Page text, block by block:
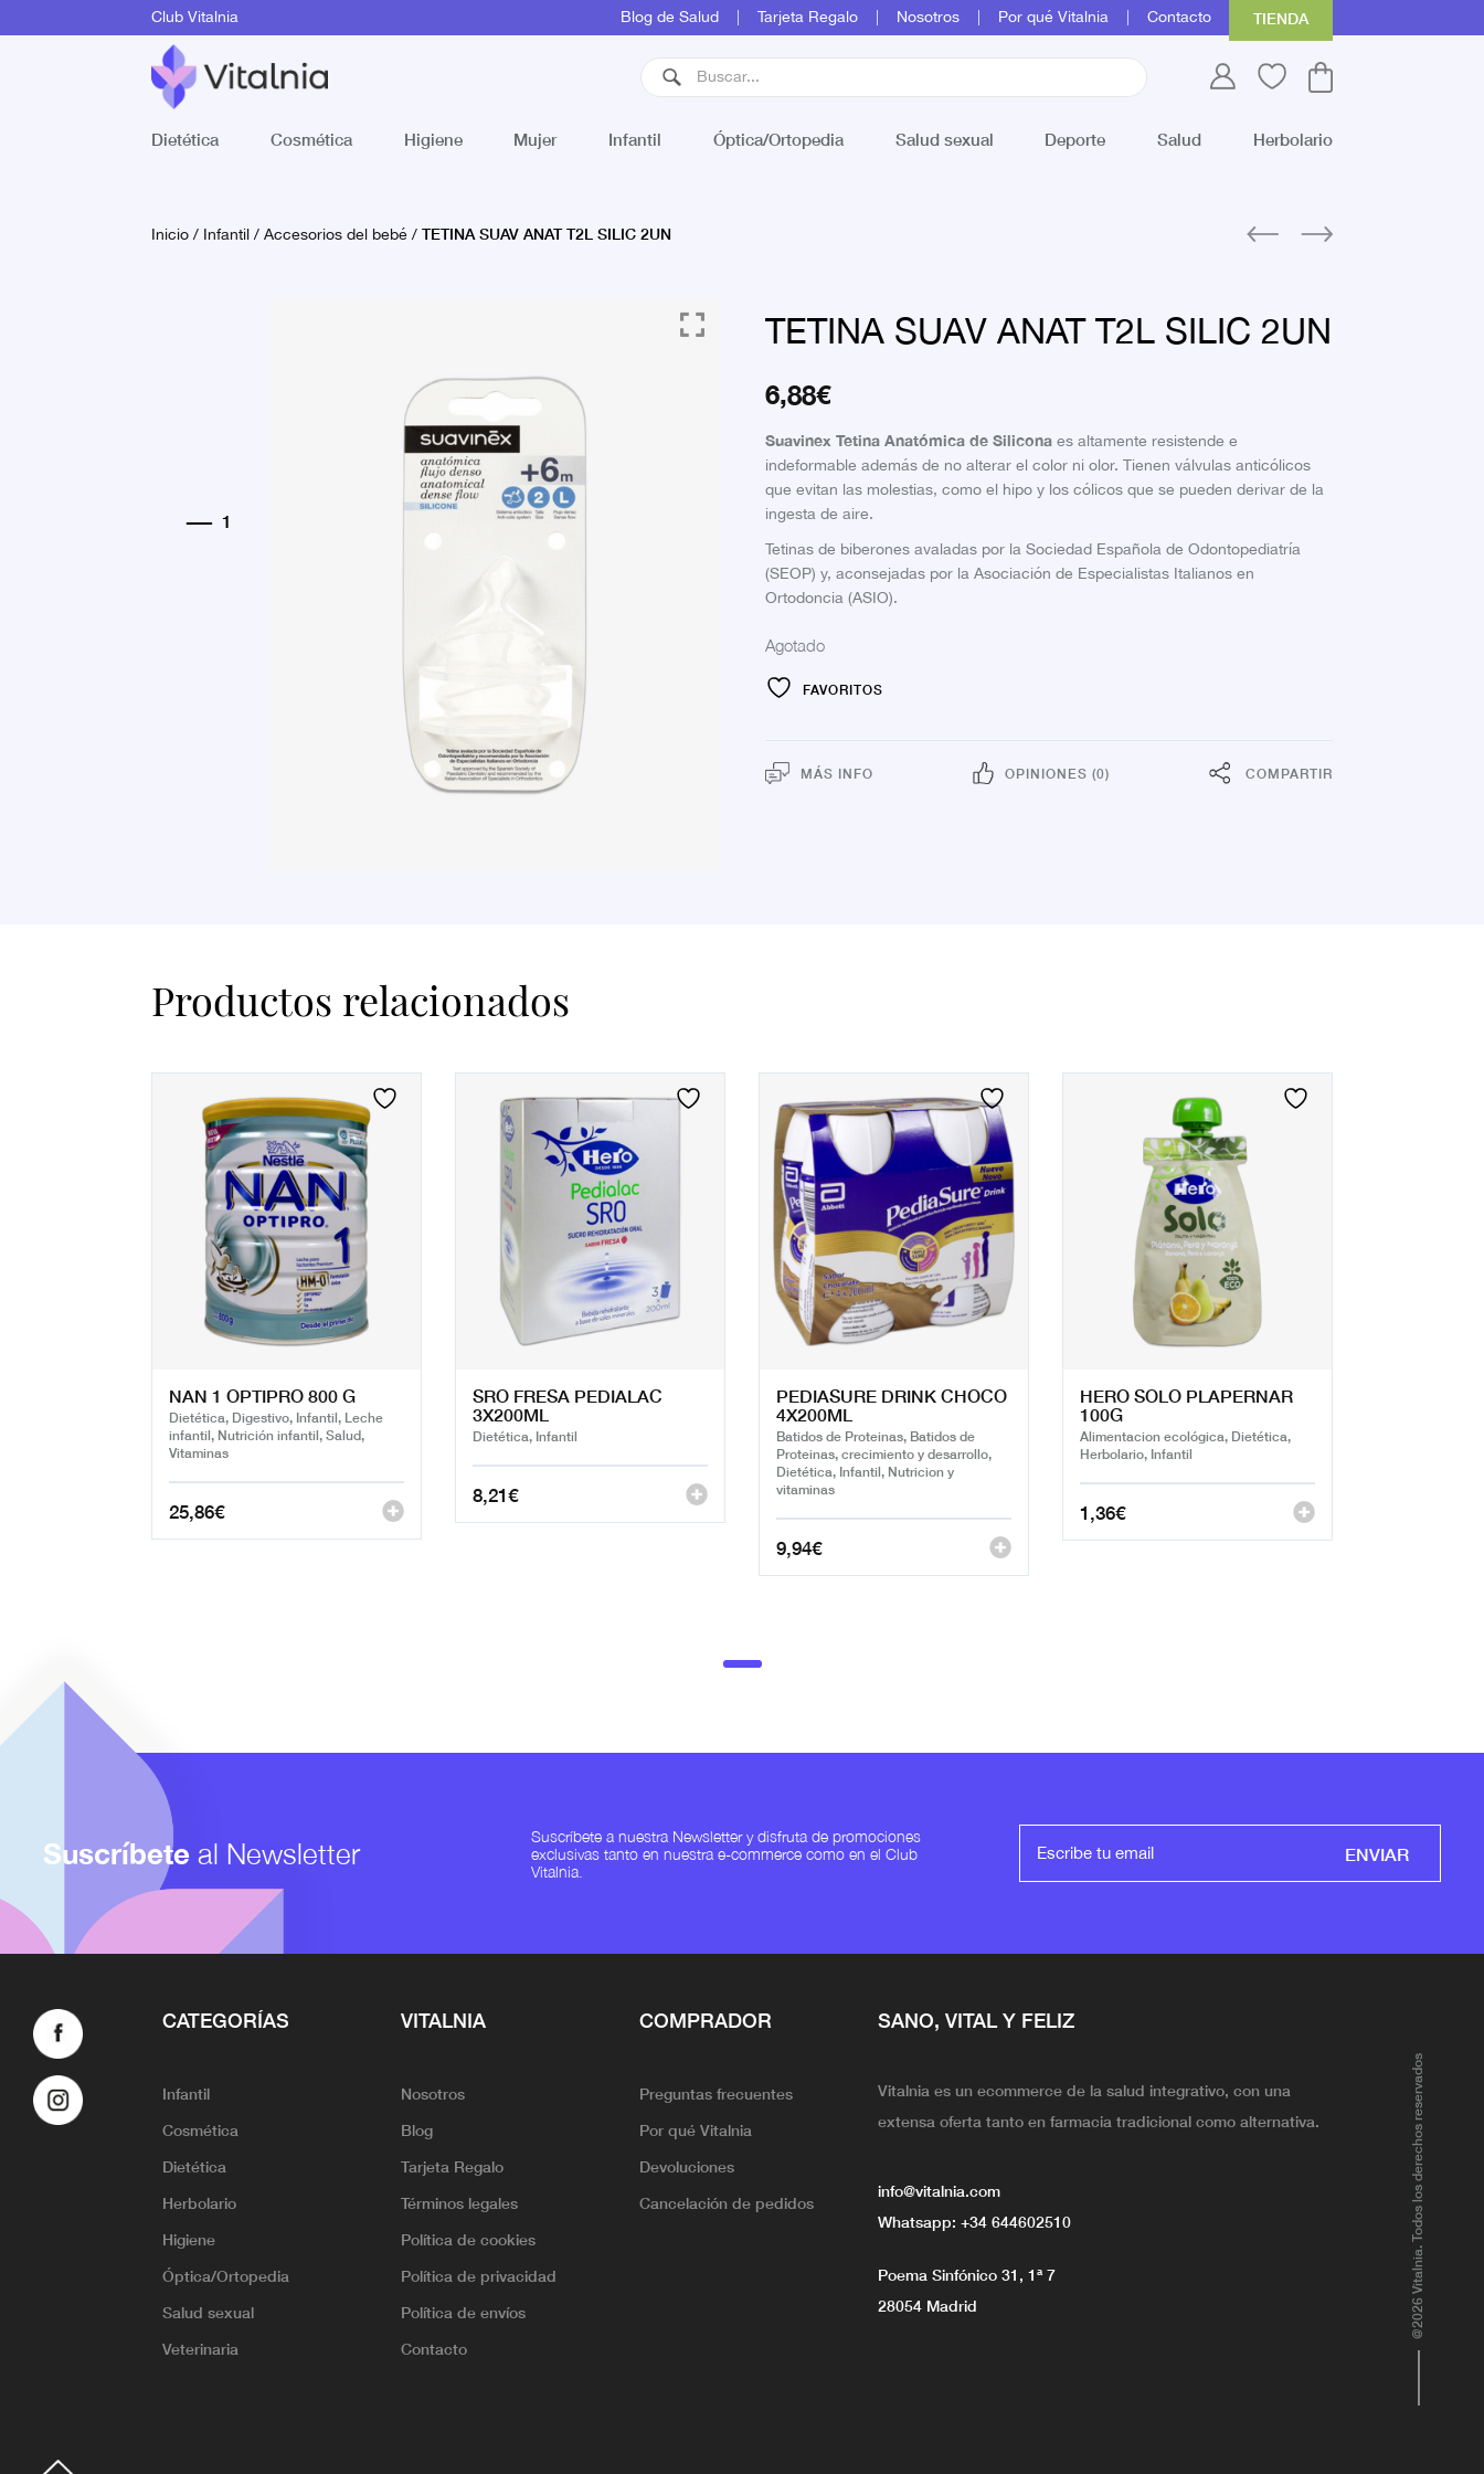
Club Vitalnia Blog de Salud Tarjeta Regalo Nosotros Por qué Vitalnia Contacto TIENDA
Dietética Cosmética Higiene Mujer Infantil Óptica/Ortopedia Salud sexual Deporte Salud Herbolario
Inicio/ Infantil/Accesorios del bebé/ TETINA SUAV ANAT T2L SILIC 2UN
TETINA SUAV ANAT T2L SILIC 2UN
6,88€
Suavinex Tetina Anatómica de Siliconaes altamente resistende e
indeformable además de no alterar el color ni olor. Tienen válvulas anticólicos
que evitan las molestias, como el hipo y los cólicos que se pueden derivar de la
ingesta de aire.
Tetinas de biberones avaladas por la Sociedad Española de Odontopediatría
(SEOP) y, aconsejadas por la Asociación de Especialistas Italianos en
Ortodoncia (ASIO).
Agotado
FAVORITOS
MÁS INFO OPINIONES (0) COMPARTIR
Productos relacionados
NAN 1 OPTIPRO 800 G
Dietética, Digestivo, Infantil, Leche
infantil, Nutrición infantil, Salud,
Vitaminas
25,86€
SRO FRESA PEDIALAC
3X200ML
Dietética, Infantil
8,21€
PEDIASURE DRINK CHOCO
4X200ML
Batidos de Proteinas, Batidos de
Proteinas, crecimiento y desarrollo,
Dietética, Infantil, Nutricion y
vitaminas
9,94€
HERO SOLO PLAPERNAR
100G
Alimentacion ecológica, Dietética,
Herbolario, Infantil
1,36€
Suscríbete al Newsletter
Suscríbete a nuestra Newsletter y disfruta de promociones
exclusivas tanto en nuestra e-commerce como en el Club
Vitalnia.
ENVIAR
CATEGORÍAS
Infantil
Cosmética
Dietética
Herbolario
Higiene
Óptica/Ortopedia
Salud sexual
Veterinaria
VITALNIA
Nosotros
Blog
Tarjeta Regalo
Términos legales
Política de cookies
Política de privacidad
Política de envíos
Contacto
COMPRADOR
Preguntas frecuentes
Por qué Vitalnia
Devoluciones
Cancelación de pedidos
SANO, VITAL Y FELIZ
Vitalnia es un ecommerce de la salud integrativo, con una
extensa oferta tanto en farmacia tradicional como alternativa.
info@vitalnia.com
Whatsapp: +34 644602510
Poema Sinfónico 31, 1ª 7
28054 Madrid
@2026 Vitalnia. Todos los derechos reservados